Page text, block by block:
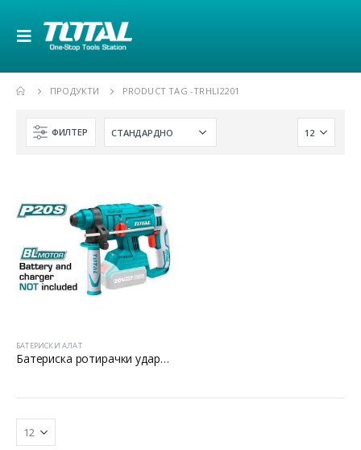
ПРОДУКТИ PRODUCT TAG -TRHLI2201
ФИЛТЕР
БАТЕРИСКИ АЛАТ
Батериска ротирачки ударен чекан